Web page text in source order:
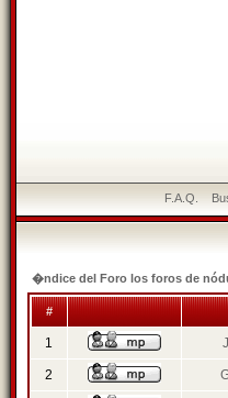
F.A.Q.
�ndice del Foro los foros de
#
1
2